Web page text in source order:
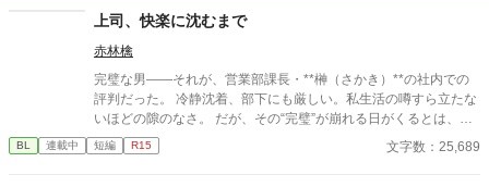
上司、快楽に沈むまで
赤林檎
完璧な男――それが、営業部課長・**榊（さかき）**の社内での
評判だった。 冷静沈着、部下にも厳しい。私生活の噂すら立たな
いほどの隙のなさ。 だが、その“完璧”が崩れる日がくるとは、誰
も想像していなかった。 入社三年目の篠原は、榊の直属の部下。
真面目だが強気で、どこか挑発的な笑みを浮かべる青年。 ある
BL 連載中 短編 R15 文字数：25,689